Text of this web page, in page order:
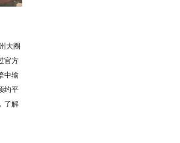
大圈
官方
中输
约平
了解